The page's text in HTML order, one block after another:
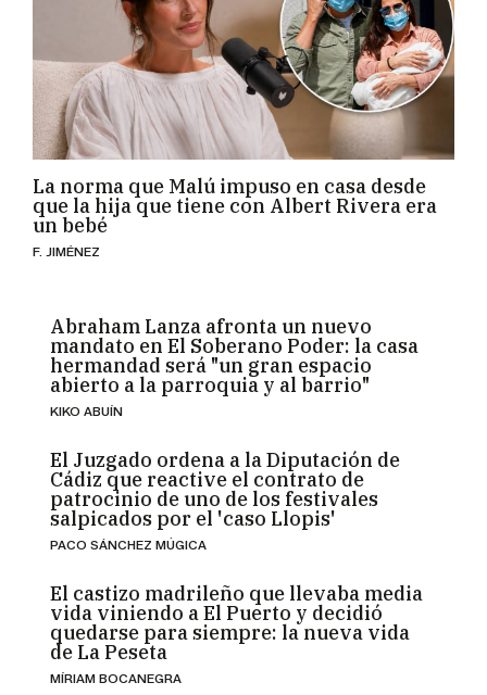
La norma que Malú impuso en casa desde
que la hija que tiene con Albert Rivera era
un bebé
F. JIMÉNEZ
Abraham Lanza afronta un nuevo
mandato en El Soberano Poder: la casa
hermandad será "un gran espacio
abierto a la parroquia y al barrio"
KIKO ABUÍN
El Juzgado ordena a la Diputación de
Cádiz que reactive el contrato de
patrocinio de uno de los festivales
salpicados por el 'caso Llopis'
PACO SÁNCHEZ MÚGICA
El castizo madrileño que llevaba media
vida viniendo a El Puerto y decidió
quedarse para siempre: la nueva vida
de La Peseta
MÍRIAM BOCANEGRA